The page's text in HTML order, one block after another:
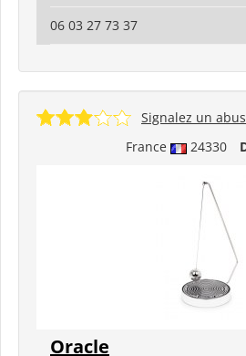
06 03 27 73 37
France 24330
Signalez un abus
Oracle